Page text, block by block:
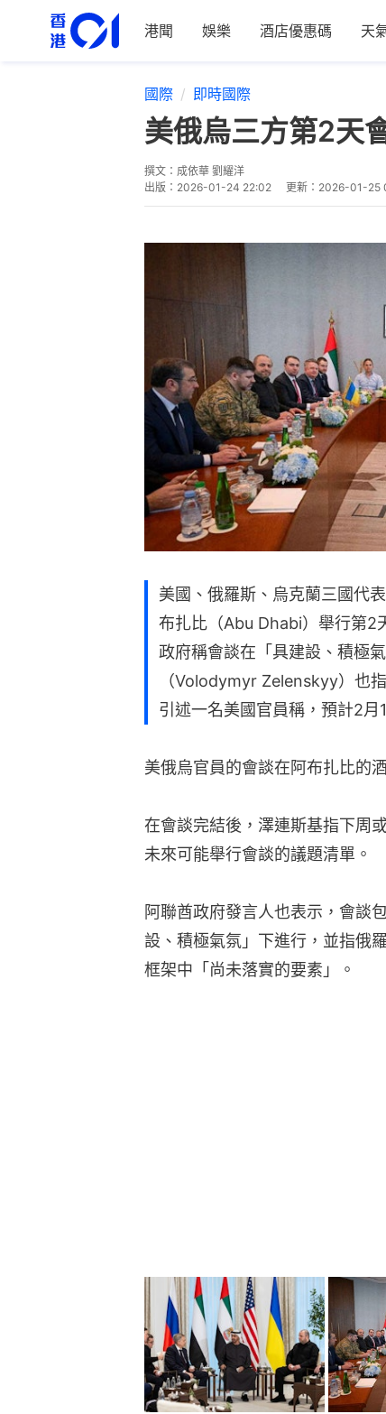
港聞 娛樂 酒店優惠碼 天
國際 即時國際
美俄烏三方第2
撰文： 成依華 劉耀洋
出版： 2026-01-24 22:02 更新： 2026-01-25
美國、俄羅斯、烏克蘭三國代
布扎比（Abu Dhabi）舉行第2
政府稱會談在「具建設、積極
（Volodymyr Zelenskyy）也
引述一名美國官員稱，預計2月
美俄烏官員的會談在阿布扎比的
在會談完結後，澤連斯基指下周
未來可能舉行會談的議題清單。
阿聯酋政府發言人也表示，會談
設、積極氣氛」下進行，並指俄
框架中「尚未落實的要素」。